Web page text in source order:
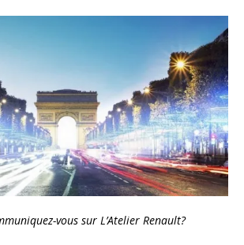
vous sur L’Atelier Renault?